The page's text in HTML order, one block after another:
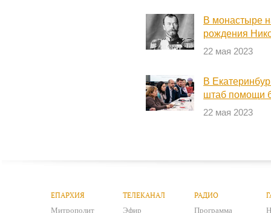
В монастыре
рождения
22 мая 2023
В
штаб помощи
22 мая 2023
ЕПАРХИЯ
Митрополит
ТЕЛЕКАНАЛ
Эфир
РАДИО
Программа